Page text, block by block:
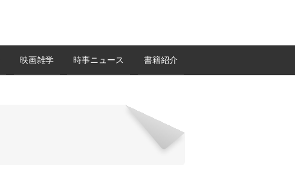
映画雑学 時事ニュース 書籍紹介